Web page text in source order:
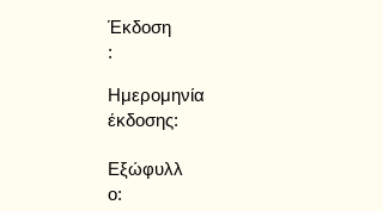
Έκδοση
:
Ημερομηνία
έκδοσης:
Εξώφυλλ
ο: